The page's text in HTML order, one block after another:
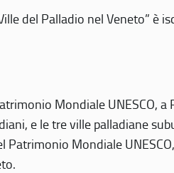
del Palladio nel Veneto”
Mondiale UNESCO,
e le tre ville palladiane
Mondiale